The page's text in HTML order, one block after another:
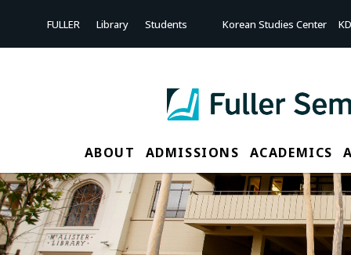
FULLER Library Students Korean Studies Center
ABOUT ADMISSIONS ACADEMICS